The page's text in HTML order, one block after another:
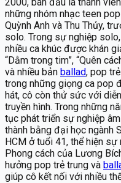
những nhóm nhạc teen
Quỳnh Anh và Thu Thủy,
solo. Trong sự nghiệp
nhiều ca khúc được khán
“Dằm trong tim”, “Quên
và nhiều bản ballad, pop
trong những giọng ca pop
hát, cô còn thử sức với
truyền hình. Trong những
tục phát triển sự nghiệp
thành bằng đại học ngành
HCM ở tuổi 41, thể hiện sự
Phong cách của Lương
hưởng pop trẻ trung và
giúp cô kết nối với nhiều